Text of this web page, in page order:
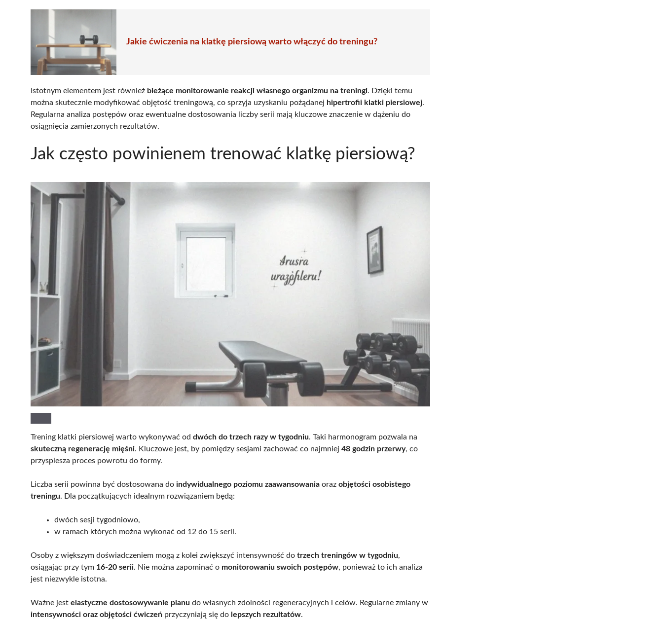
Jakie ćwiczenia na klatkę piersiową warto włączyć do treningu?
Istotnym elementem jest również bieżące monitorowanie reakcji własnego organizmu na treningi. Dzięki temu
można skutecznie modyfikować objętość treningową, co sprzyja uzyskaniu pożądanej hipertrofii klatki piersiowej.
Regularna analiza postępów oraz ewentualne dostosowania liczby serii mają kluczowe znaczenie w dążeniu do
osiągnięcia zamierzonych rezultatów.
Jak często powinienem trenować klatkę piersiową?
Trening klatki piersiowej warto wykonywać od dwóch do trzech razy w tygodniu. Taki harmonogram pozwala na
skuteczną regenerację mięśni. Kluczowe jest, by pomiędzy sesjami zachować co najmniej 48 godzin przerwy, co
przyspiesza proces powrotu do formy.
Liczba serii powinna być dostosowana do indywidualnego poziomu zaawansowania oraz objętości osobistego
treningu. Dla początkujących idealnym rozwiązaniem będą:
dwóch sesji tygodniowo,
w ramach których można wykonać od 12 do 15 serii.
Osoby z większym doświadczeniem mogą z kolei zwiększyć intensywność do trzech treningów w tygodniu,
osiągając przy tym 16-20 serii. Nie można zapominać o monitorowaniu swoich postępów, ponieważ to ich analiza
jest niezwykle istotna.
Ważne jest elastyczne dostosowywanie planu do własnych zdolności regeneracyjnych i celów. Regularne zmiany w
intensywności oraz objętości ćwiczeń przyczyniają się do lepszych rezultatów.